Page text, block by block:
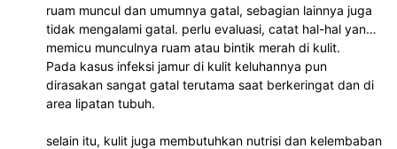
ruam muncul dan umumnya gatal, sebagian lainnya juga
tidak mengalami gatal. perlu evaluasi, catat hal-hal yang
memicu munculnya ruam atau bintik merah di kulit.
Pada kasus infeksi jamur di kulit keluhannya pun
dirasakan sangat gatal terutama saat berkeringat dan di
area lipatan tubuh.
selain itu, kulit juga membutuhkan nutrisi dan kelembaban